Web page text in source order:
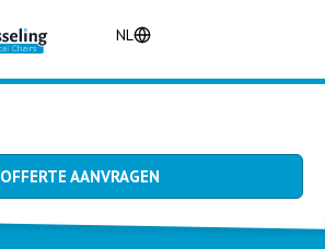
NL
OFFERTE AANVRAGEN